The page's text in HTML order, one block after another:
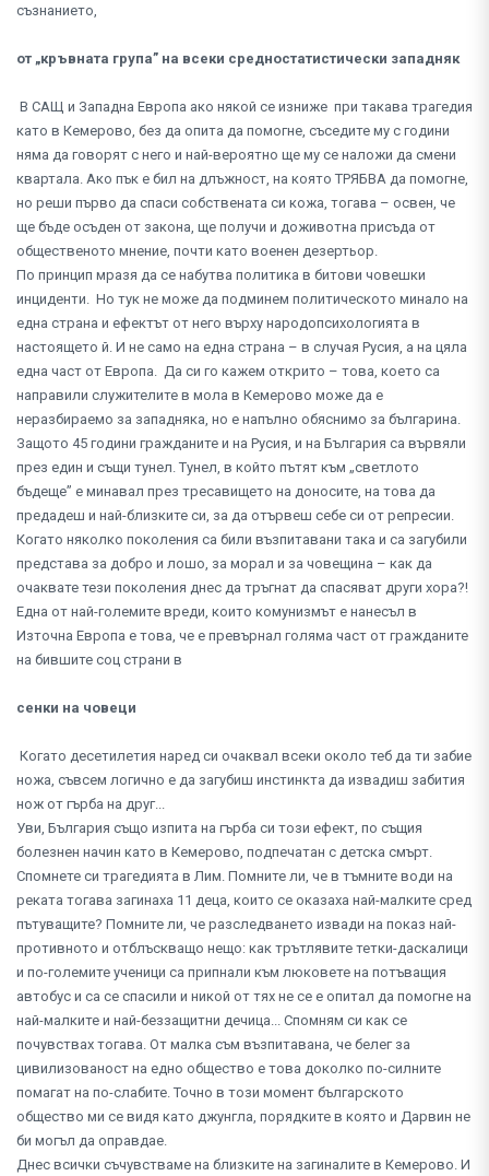
съзнанието,
от „кръвната група” на всеки средностатистически западняк
В САЩ и Западна Европа ако някой се изниже при такава трагедия
като в Кемерово, без да опита да помогне, съседите му с години
няма да говорят с него и най-вероятно ще му се наложи да смени
квартала. Ако пък е бил на длъжност, на която ТРЯБВА да помогне,
но реши първо да спаси собствената си кожа, тогава – освен, че
ще бъде осъден от закона, ще получи и доживотна присъда от
общественото мнение, почти като военен дезертьор.
По принцип мразя да се набутва политика в битови човешки
инциденти. Но тук не може да подминем политическото минало на
една страна и ефектът от него върху народопсихологията в
настоящето й. И не само на една страна – в случая Русия, а на цяла
една част от Европа. Да си го кажем открито – това, което са
направили служителите в мола в Кемерово може да е
неразбираемо за западняка, но е напълно обяснимо за българина.
Защото 45 години гражданите и на Русия, и на България са вървяли
през един и същи тунел. Тунел, в който пътят към „светлото
бъдеще” е минавал през тресавището на доносите, на това да
предадеш и най-близките си, за да отървеш себе си от репресии.
Когато няколко поколения са били възпитавани така и са загубили
представа за добро и лошо, за морал и за човещина – как да
очаквате тези поколения днес да тръгнат да спасяват други хора?!
Една от най-големите вреди, които комунизмът е нанесъл в
Източна Европа е това, че е превърнал голяма част от гражданите
на бившите соц страни в
сенки на човеци
Когато десетилетия наред си очаквал всеки около теб да ти забие
ножа, съвсем логично е да загубиш инстинкта да извадиш забития
нож от гърба на друг...
Уви, България също изпита на гърба си този ефект, по същия
болезнен начин като в Кемерово, подпечатан с детска смърт.
Спомнете си трагедията в Лим. Помните ли, че в тъмните води на
реката тогава загинаха 11 деца, които се оказаха най-малките сред
пътуващите? Помните ли, че разследването извади на показ най-
противното и отблъскващо нещо: как трътлявите тетки-даскалици
и по-големите ученици са припнали към люковете на потъващия
автобус и са се спасили и никой от тях не се е опитал да помогне на
най-малките и най-беззащитни дечица... Спомням си как се
почувствах тогава. От малка съм възпитавана, че белег за
цивилизованост на едно общество е това доколко по-силните
помагат на по-слабите. Точно в този момент българското
общество ми се видя като джунгла, порядките в която и Дарвин не
би могъл да оправдае.
Днес всички съчувстваме на близките на загиналите в Кемерово. И